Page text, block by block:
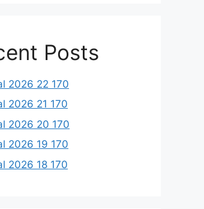
Posts
2026 22 170
2026 21 170
2026 20 170
2026 19 170
2026 18 170